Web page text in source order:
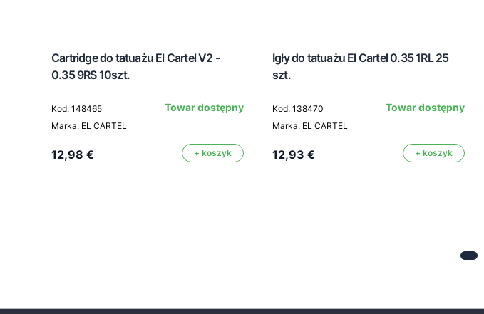
Cartridge do tatuażu El Cartel V2 -
0.35 9RS 10szt.
Kod: 148465
Marka: EL CARTEL
Towar dostępny
12,98 € + koszyk
Igły do tatuażu El Cartel 0.35 1RL 25
szt.
Kod: 138470
Marka: EL CARTEL
Towar dostępny
12,93 € + koszyk